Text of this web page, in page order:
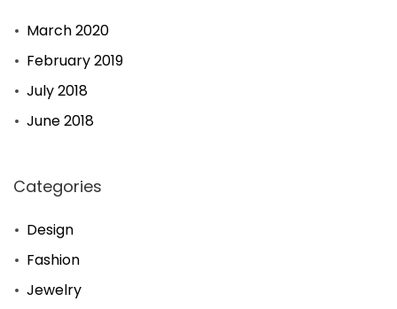
March 2020
February 2019
July 2018
June 2018
Categories
Design
Fashion
Jewelry